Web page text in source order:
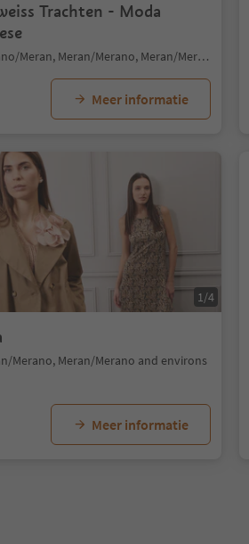
Trachten - Moda
Merano/Meran, Meran/Merano, Meran/Merano and environs
Meer informatie
1/4
Merano, Meran/Merano and environs
Meer informatie